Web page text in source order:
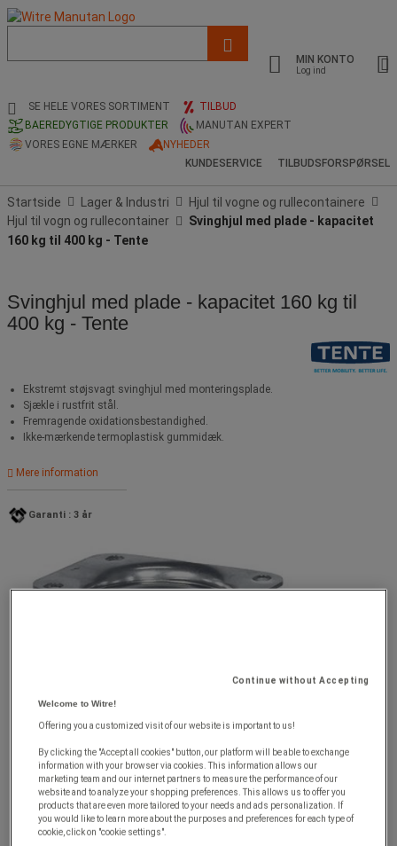
og
søgehistorik
MIN KONTO
Log ind
SE HELE VORES SORTIMENT
TILBUD
BAEREDYGTIGE PRODUKTER
MANUTAN EXPERT
VORES EGNE MÆRKER
NYHEDER
KUNDESERVICE
TILBUDSFORSPØRSEL
Startside Lager & Industri
Hjul til vogne og rullecontainere
Hjul til vogn og rullecontainer
Svinghjul med plade - kapacitet
160 kg til 400 kg - Tente
Svinghjul med plade - kapacitet 160 kg til
400 kg - Tente
Ekstremt støjsvagt svinghjul med monteringsplade.
Sjækle i rustfrit stål.
Fremragende oxidationsbestandighed.
Ikke-mærkende termoplastisk gummidæk.
Mere information
Garanti : 3 år
Continue without Accepting
Welcome to Witre!
Offering you a customized visit of our website is important to us!
By clicking the "Accept all cookies" button, our platform will be able to exchange
information with your browser via cookies. This information allows our
marketing team and our internet partners to measure the performance of our
website and to analyze your shopping preferences. This allows us to offer you
products that are even more tailored to your needs and ads personalization. If
you would like to learn more about the purposes and preferences for each type of
cookie, click on "cookie settings".